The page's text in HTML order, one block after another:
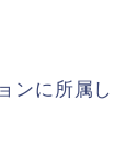
ンに所属し